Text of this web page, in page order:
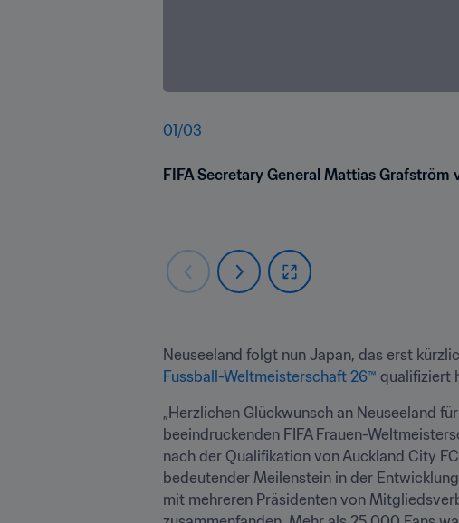
01/03
FIFA Secretary General Mattias Grafström
Neuseeland folgt nun Japan, das erst
Fussball-Weltmeisterschaft 26™ qualifiziert
„Herzlichen Glückwunsch an Neuseeland
beeindruckenden FIFA Frauen-
nach der Qualifikation von Auckland City
bedeutender Meilenstein in der
mit mehreren Präsidenten von